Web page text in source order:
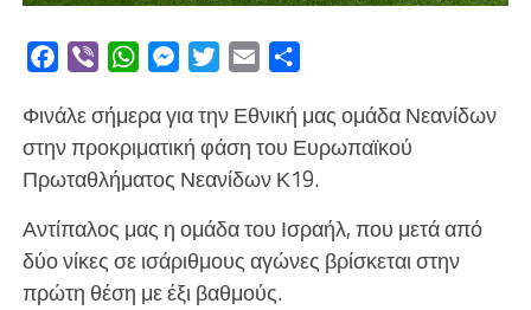
Facebook
Viber WhatsAppMessengerTwitterEmail
Φινάλε σήμερα για την Εθνική μας ομάδα Νεανίδων
στην προκριματική φάση του Ευρωπαϊκού
Πρωταθλήματος Νεανίδων Κ19.
Αντίπαλος μας η ομάδα του Ισραήλ, που μετά από
δύο νίκες σε ισάριθμους αγώνες βρίσκεται στην
πρώτη θέση με έξι βαθμούς.